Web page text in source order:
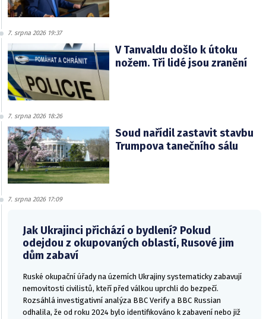
7. srpna 2026 19:37
V Tanvaldu došlo k útoku
nožem. Tři lidé jsou zranění
7. srpna 2026 18:26
Soud nařídil zastavit stavbu
Trumpova tanečního sálu
7. srpna 2026 17:09
Jak Ukrajinci přichází o bydlení? Pokud
odejdou z okupovaných oblastí, Rusové jim
dům zabaví
Ruské okupační úřady na územích Ukrajiny systematicky zabavují
nemovitosti civilistů, kteří před válkou uprchli do bezpečí.
Rozsáhlá investigativní analýza BBC Verify a BBC Russian
odhalila, že od roku 2024 bylo identifikováno k zabavení nebo již